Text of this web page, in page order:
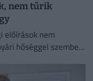
nem tűrik
előírások nem
hőséggel szemben,